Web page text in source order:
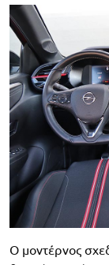
Ο μοντέρνος